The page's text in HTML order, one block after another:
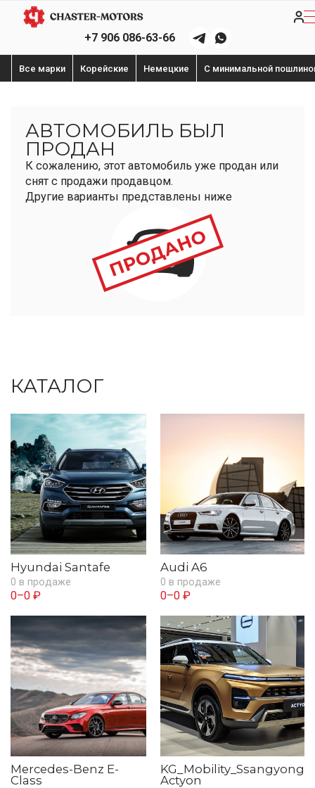
+7 906 086-63-66
Все марки Корейские Немецкие С минимальной
АВТОМОБИЛЬ БЫЛ
ПРОДАН
К сожалению, этот автомобиль уже продан или
снят с продажи продавцом.
Другие варианты представлены ниже
КАТАЛОГ
Hyundai Santafe
0 в продаже
0–0 ₽
Audi A6
0 в продаже
0–0 ₽
Mercedes-Benz E-
Class
KG_Mobility_Ssangyong
Actyon